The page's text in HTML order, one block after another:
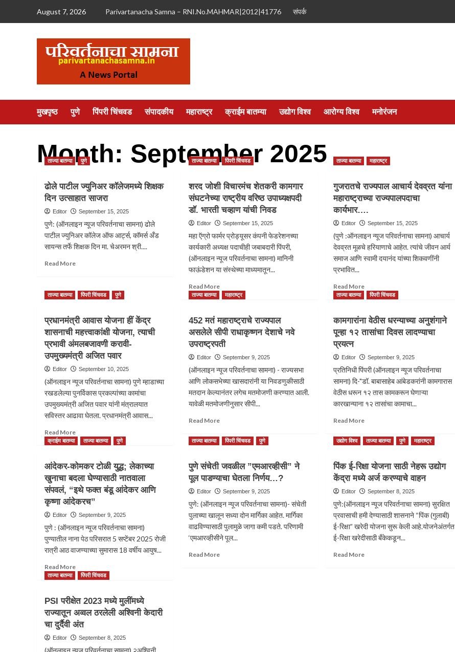
August 7, 2026 Parivartanacha Samna – RNI.No.MAHMAR|2012|41776 संपर्क
मुखपृष्ठ पुणे पिंपरी चिंचवड संपादकीय महाराष्ट्र क्राईम बातम्या उद्योग विश्व आरोग्य विश्व मनोरंजन
Month: September 2025
ताज्या बातम्या पुणे
ढोले पाटील ज्युनिअर कॉलेजमध्ये शिक्षक
दिन उत्साहात साजरा
Editor September 15, 2025
पुणे: (ऑनलाइन न्यूज परिवर्तनाचा सामना) ढोले
पाटील ज्युनिअर कॉलेज ऑफ आर्ट्स, कॉमर्स अँड
सायन्स तर्फे शिक्षक दिन मा. चेअरमन श्री....
Read MoreRead
ढोले
पाटील
कॉलेजमध्ये
शिक्षक
दिन
उत्साहात
साजरा
ताज्या बातम्या पिंपरी चिंचवड
शरद जोशी विचारमंच शेतकरी कामगार
संघटनेच्या राष्ट्रीय वरिष्ठ उपाध्यक्षपदी
डॉ. भारती चव्हाण यांची निवड
Editor September 15, 2025
महा ऍग्रो फार्मर प्रोड्यूसर कंपनी फेडरेशनच्या
कार्यकारी अध्यक्ष पदाचीही जबाबदारी पिंपरी,
(ऑनलाइन न्यूज परिवर्तनाचा सामना) मानिनी
फाऊंडेशन या संस्थेच्या माध्यमातून...
Read MoreRead
more
जोशी
विचारमंच
शेतकरी
कामगार
संघटनेच्या
राष्ट्रीय
वरिष्ठ
उपाध्यक्षपदी
डॉ.
चव्हाण
निवड
ताज्या बातम्या महाराष्ट्र
गुजरातचे राज्यपाल आचार्य देवव्रत यांना
महाराष्ट्राच्या राज्यपालपदाचा
कार्यभार….
Editor September 15, 2025
(पुणे :ऑनलाइन न्यूज परिवर्तनाचा सामना) आचार्य
देवव्रत मूळचे हरियाणाचे आहेत. त्यांचे जीवन आर्य
समाज आणि स्वामी दयानंद यांच्या शिकवणींनी
प्रभावित...
Read MoreRead
more
गुजरातचे
राज्यपाल
आचार्य
यांना
महाराष्ट्राच्या
राज्यपालपदाचा
कार्यभार….
ताज्या बातम्या पिंपरी चिंचवड पुणे
प्रधानमंत्री आवास योजना हीं केंद्र
शासनाची महत्त्वाकांक्षी योजना, त्याची
प्रभावी अंमलबजावणी करावी-
उपमुख्यमंत्री अजित पवार
Editor September 10, 2025
(ऑनलाइन न्यूज परिवर्तनाचा सामना) पुणे म्हाडाच्या
रखडलेल्या पुनर्विकास प्रकल्पांच्या कामांचा
उपमुख्यमंत्री अजित पवार यांनी मंत्रालयात
सविस्तर आढावा घेतला. प्रधानमंत्री आवास...
Read MoreRead
more
प्रधानमंत्री
आवास
योजना
हीं
केंद्र
महत्त्वाकांक्षी
योजना,
त्याची
प्रभावी
अंमलबजावणी
करावी-
उपमुख्यमंत्री
पवार
ताज्या बातम्या महाराष्ट्र
452 मतं महाराष्ट्राचे राज्यपाल
असलेले सीपी राधाकृष्णन देशाचे नवे
उपराष्ट्रपती
Editor September 9, 2025
(ऑनलाइन न्यूज परिवर्तनाचा सामना) - राज्यसभा
आणि लोकसभेच्या खासदारांनी या निवडणुकीसाठी
मतदान केल्यानंतर लगेच मतमोजणी करण्यात आली.
यावेळी मतमोजणीनुसार सीपी...
Read MoreRead
about
महाराष्ट्राचे
राज्यपाल
असलेले सीपी
राधाकृष्णन
देशाचे
नवे
उपराष्ट्रपती
ताज्या बातम्या पिंपरी चिंचवड
कामगारांना वेठीस धरन्याच्या अनुशंगाने
पून्हा १२ तासांचा दिवस लादण्याचा
प्रयत्न
Editor September 9, 2025
प्रतिनिधी पिंपरी (ऑनलाइन न्यूज परिवर्तनाचा
सामना) दि-"डॉ. बाबासाहेब आंबेडकरांनी कामगारास
वेठीस धरून १२ तास कामकरून घेणाऱ्या
कारखान्याना १२ तासांचा कामाचा...
Read MoreRead
about
धरन्याच्या
अनुशंगाने
पून्हा
तासांचा
दिवस
लादण्याचा
प्रयत्न
क्राईम बातम्या ताज्या बातम्या पुणे
आंदेकर-कोमकर टोळी युद्ध; लेकाच्या
खुनाचा बदला घेण्यासाठी नातवाला
संपवलं, “इथे फक्त बंडू आंदेकर आणि
कृष्णा आंदेकरच”
Editor September 9, 2025
पुणे : (ऑनलाइन न्यूज परिवर्तनाचा सामना)
पुण्यातील नाना पेठ परिसरात 5 सप्टेंबर 2025 रोजी
रात्री आठ वाजण्याच्या सुमारास 18 वर्षीय आयुष...
Read MoreRead
more
कोमकर
टोळी
युद्ध;
लेकाच्या
खुनाचा
ताज्या बातम्या पिंपरी चिंचवड पुणे
पुणे संचेती जवळील ”एमआरव्हीसी” ने
पूल पाडण्याचा घेतला निर्णय…?
Editor September 9, 2025
पुणे: (ऑनलाइन न्यूज परिवर्तनाचा सामना)- संचेती
पुलाच्या खालून सध्या दोन मार्गिका आहेत. मार्गिका
वाढविण्यासाठी पुलामुळे जागा कमी पडते. परिणामी
‘एमआरव्हीसीने पूल...
Read MoreRead
उद्योग विश्व ताज्या बातम्या पुणे महाराष्ट्र
पिंक ई-रिक्षा योजना साठी नेहरू उद्योग
केंद्रा मध्ये अर्ज करण्याचे वाहन
Editor September 8, 2025
पुणे:(ऑनलाइन न्यूज परिवर्तनाचा सामना) सुरक्षित
प्रवासाची हमी देण्यासाठी शासनाने “पिंक (गुलाबी)
ई-रिक्षा” खरेदी योजना सुरू केली आहे.योजनेअंतर्गत
ई-रिक्षा खरेदीसाठी बँकेकडून...
Read MoreRead
ताज्या बातम्या पिंपरी चिंचवड
PSI परीक्षेत 2023 मध्ये मुलींमध्ये
राज्यातून अव्वल ठरलेली अश्विनी केदारी
चा दुर्दैवी अंत
Editor September 8, 2025
(ऑनलाइन न्यूज परिवर्तनाचा सामना) २अश्विनी